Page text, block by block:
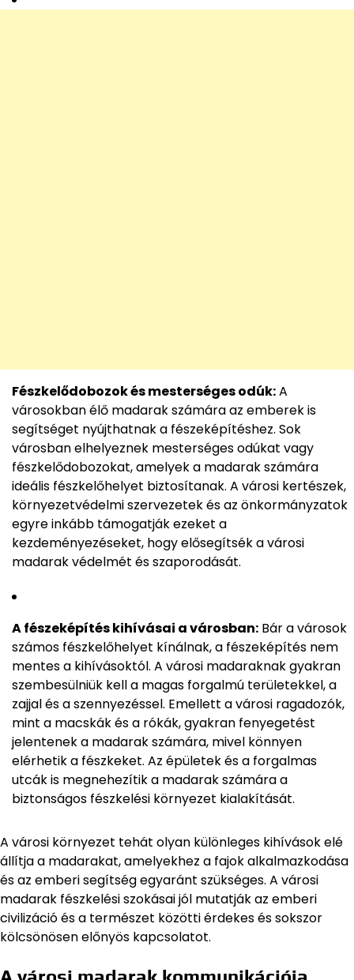
Fészkelődobozok és mesterséges odúk:A
városokban élő madarak számára az emberek is
segítséget nyújthatnak a fészeképítéshez. Sok
városban elhelyeznek mesterséges odúkat vagy
fészkelődobozokat, amelyek a madarak számára
ideális fészkelőhelyet biztosítanak. A városi kertészek,
környezetvédelmi szervezetek és az önkormányzatok
egyre inkább támogatják ezeket a
kezdeményezéseket, hogy elősegítsék a városi
madarak védelmét és szaporodását.
A fészeképítés kihívásai a városban: Bár a városok
számos fészkelőhelyet kínálnak, a fészeképítés nem
mentes a kihívásoktól. A városi madaraknak gyakran
szembesülniük kell a magas forgalmú területekkel, a
zajjal és a szennyezéssel. Emellett a városi ragadozók,
mint a macskák és a rókák, gyakran fenyegetést
jelentenek a madarak számára, mivel könnyen
elérhetik a fészkeket. Az épületek és a forgalmas
utcák is megnehezítik a madarak számára a
biztonságos fészkelési környezet kialakítását.
A városi környezet tehát olyan különleges kihívások elé
állítja a madarakat, amelyekhez a fajok alkalmazkodása
és az emberi segítség egyaránt szükséges. A városi
madarak fészkelési szokásai jól mutatják az emberi
civilizáció és a természet közötti érdekes és sokszor
kölcsönösen előnyös kapcsolatot.